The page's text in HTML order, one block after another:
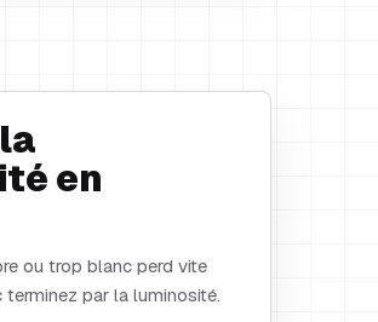
en
ou trop blanc perd vite
par la luminosité.